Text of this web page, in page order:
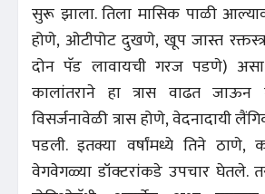
सुरू झाला. तिला मासिक पाळी
होणे, ओटीपोट दुखणे, खूप जास्त
दोन पॅड लावायची गरज पडणे)
कालांतराने हा त्रास वाढत
विसर्जनावेळी त्रास होणे, वेदनादायी
पडली. इतक्या वर्षांमध्ये तिने ठाणे,
वेगवेगळ्या डॉक्टरांकडे उपचार घेतले.